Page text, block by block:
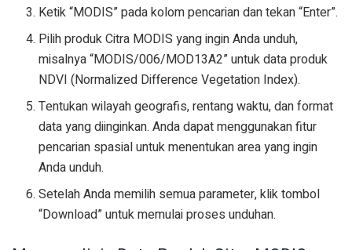
Ketik “MODIS” pada kolom pencarian dan tekan “Enter”.
Pilih produk Citra MODIS yang ingin Anda unduh,
misalnya “MODIS/006/MOD13A2” untuk data produk
NDVI (Normalized Difference Vegetation Index).
Tentukan wilayah geografis, rentang waktu, dan format
data yang diinginkan. Anda dapat menggunakan fitur
pencarian spasial untuk menentukan area yang ingin
Anda unduh.
Setelah Anda memilih semua parameter, klik tombol
“Download” untuk memulai proses unduhan.